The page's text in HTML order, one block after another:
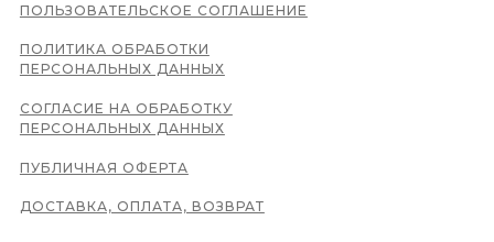
ПУБЛИЧНАЯ ОФЕРТА
СОГЛАСИЕ НА ОБРАБОТКУ
ПЕРСОНАЛЬНЫХ ДАННЫХ
ПОЛИТИКА ОБРАБОТКИ
ПЕРСОНАЛЬНЫХ ДАННЫХ
ПОЛЬЗОВАТЕЛЬСКОЕ СОГЛАШЕНИЕ
ДОСТАВКА, ОПЛАТА, ВОЗВРАТ